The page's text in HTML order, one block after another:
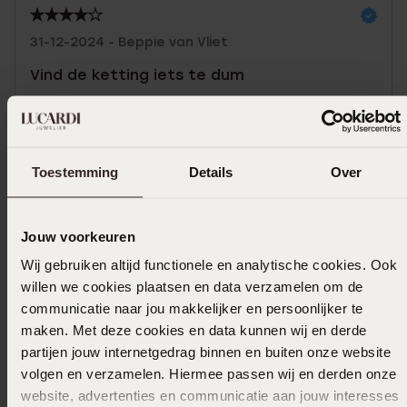
Toestemming Details Over
Jouw voorkeuren
Wij gebruiken altijd functionele en analytische cookies. Ook
willen we cookies plaatsen en data verzamelen om de
communicatie naar jou makkelijker en persoonlijker te
maken. Met deze cookies en data kunnen wij en derde
partijen jouw internetgedrag binnen en buiten onze website
volgen en verzamelen. Hiermee passen wij en derden onze
website, advertenties en communicatie aan jouw interesses
31-12-2024 - Beppie van Vliet
Vind de ketting iets te dum
Uitverkocht